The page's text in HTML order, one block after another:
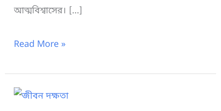
আত্মবিশ্বাসের। […]
আত্মবিশ্বাস
উক্তি:
Read More »